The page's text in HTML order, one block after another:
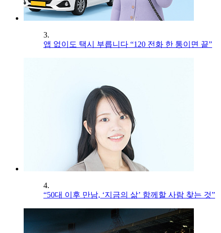
3.
앱 없이도 택시 부릅니다 “120 전화 한 통이면 끝”
4.
“50대 이후 만남, ‘지금의 삶’ 함께할 사람 찾는 것”